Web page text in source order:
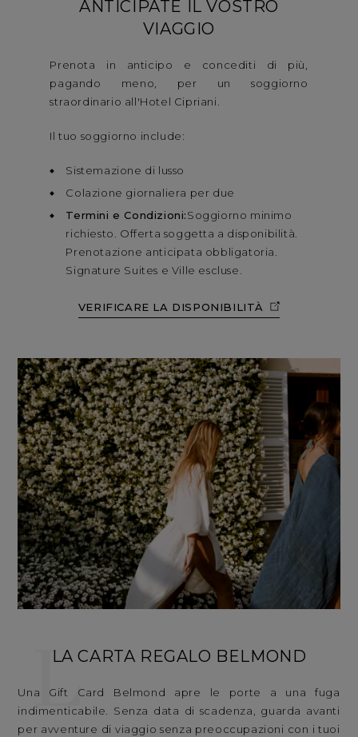
ANTICIPATE IL VOSTRO
VIAGGIO
Prenota in anticipo e concediti di più,
pagando meno, per un soggiorno
straordinario all'Hotel Cipriani.
Il tuo soggiorno include:
Sistemazione di lusso
Colazione giornaliera per due
Termini e Condizioni:Soggiorno minimo
richiesto. Offerta soggetta a disponibilità.
Prenotazione anticipata obbligatoria.
Signature Suites e Ville escluse.
VERIFICARE LA DISPONIBILITÀ
LA CARTA REGALO BELMOND
Una Gift Card Belmond apre le porte a una fuga
indimenticabile. Senza data di scadenza, guarda avanti
per avventure di viaggio senza preoccupazioni con i tuoi
L